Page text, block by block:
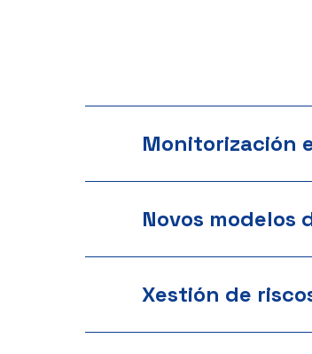
Monitorización
Novos modelos
Xestión de